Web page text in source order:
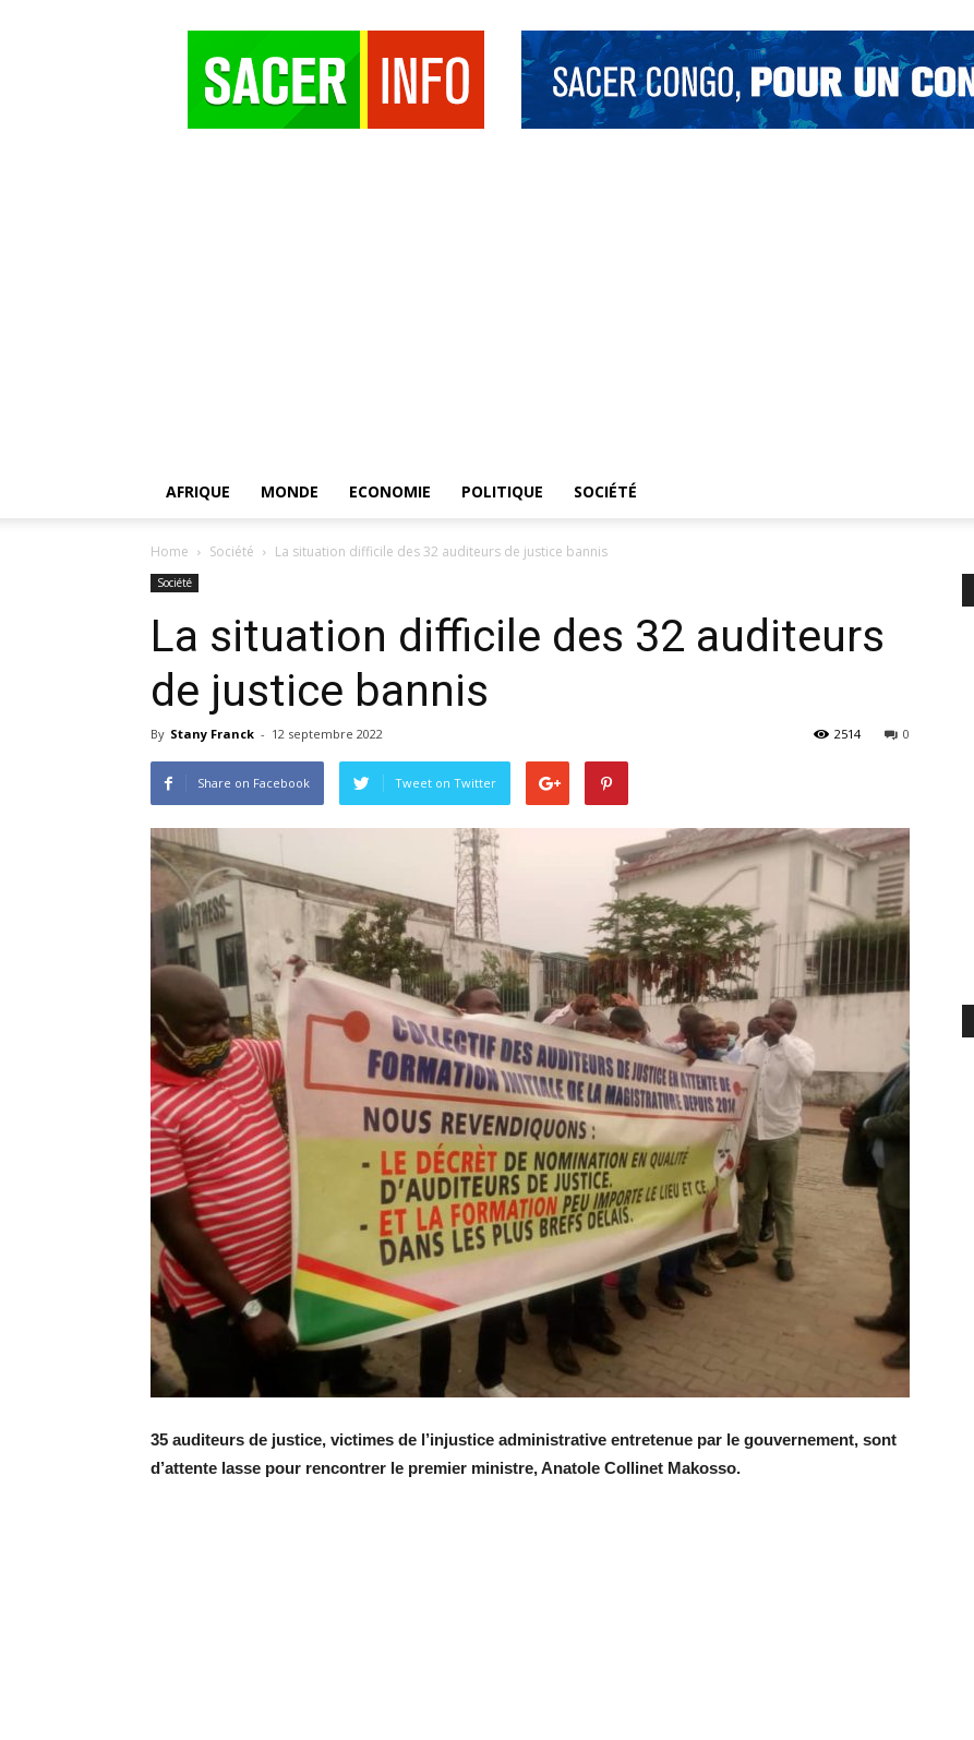
AFRIQUE MONDE ECONOMIE POLITIQUE SOCIÉTÉ
Home Société La situation difficile des 32 auditeurs de justice bannis
Société
La situation difficile des 32 auditeurs
de justice bannis
By Stany Franck - 12 septembre 2022 0
2514
Share on Facebook Tweet on Twitter
35 auditeurs de justice, victimes de l’injustice administrative entretenue par le gouvernement, sont
d’attente lasse pour rencontrer le premier ministre, Anatole Collinet Makosso.